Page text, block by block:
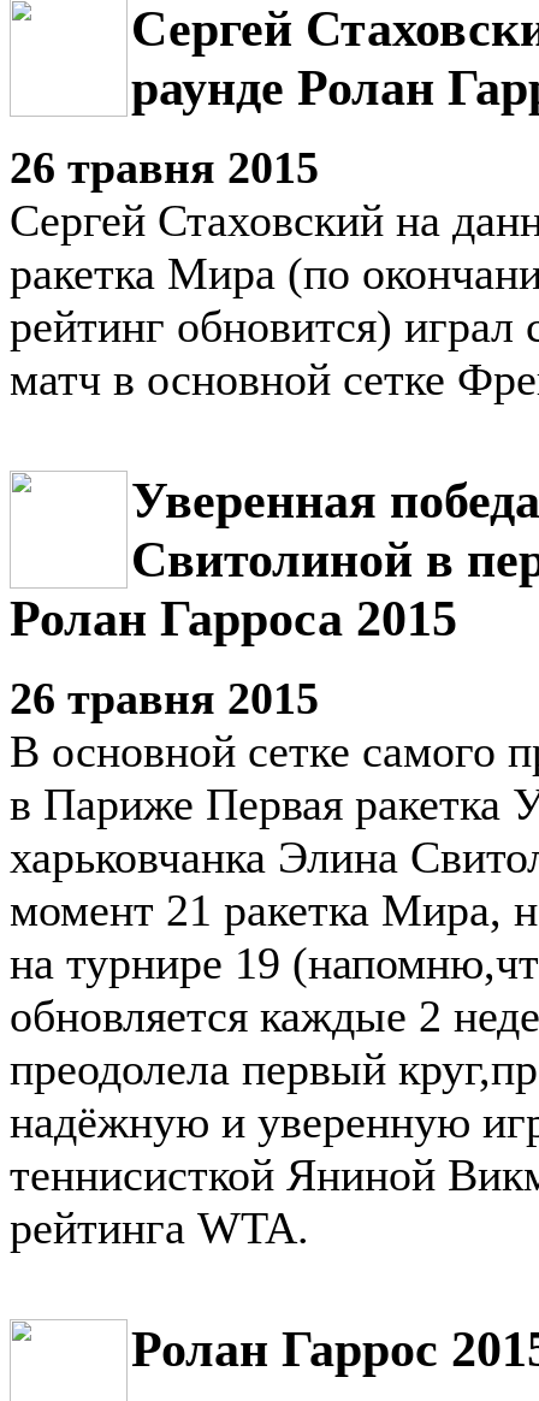
Сергей
раунде Ролан
26 травня 2015
Сергей Стаховский на
ракетка Мира (по
рейтинг обновится) играл
матч в основной сетке
Уверенная
Свитолиной в
Ролан Гарроса 2015
26 травня 2015
В основной сетке самого
в Париже Первая ракетка
харьковчанка Элина
момент 21 ракетка Мира,
на турнире 19
обновляется каждые 2
преодолела первый
надёжную и уверенную
теннисисткой Яниной
рейтинга WTA.
Ролан Гаррос